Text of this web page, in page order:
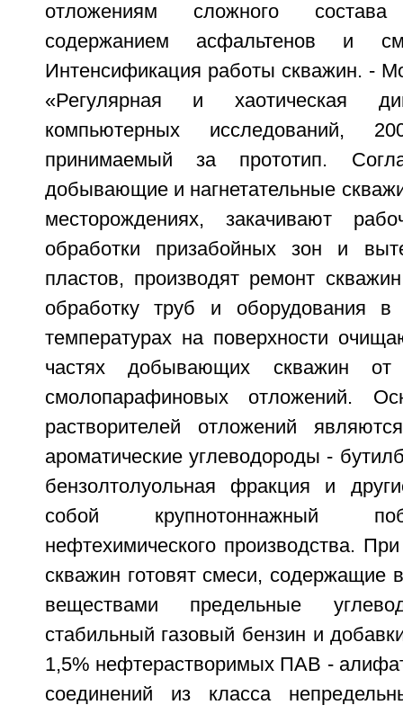
отложениям сложного
содержанием асфальтенов и
Интенсификация работы скважин. -
«Регулярная и хаотическая
компьютерных исследований,
принимаемый за прототип.
добывающие и нагнетательные
месторождениях, закачивают
обработки призабойных зон и
пластов, производят ремонт
обработку труб и оборудования
температурах на поверхности
частях добывающих скважин от
смолопарафиновых отложений.
растворителей отложений
ароматические углеводороды -
бензолтолуольная фракция и
собой крупнотоннажный
нефтехимического производства.
скважин готовят смеси, содержащие
веществами предельные
стабильный газовый бензин и
1,5% нефтерастворимых ПАВ -
соединений из класса